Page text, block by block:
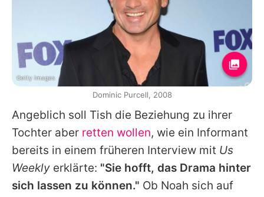
Angeblich soll Tish die Beziehung zu ihrer
Tochter aber retten wollen, wie ein Informant
bereits in einem früheren Interview mit Us
Weekly erklärte: "Sie hofft, das Drama hinter
sich lassen zu können." Ob Noah sich auf
Getty Images
Dominic Purcell, 2008